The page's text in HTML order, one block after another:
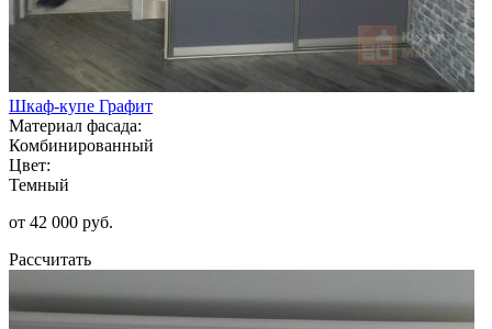
Шкаф-купе Графит
Материал фасада:
Комбинированный
Цвет:
Темный
от 42 000 руб.
Рассчитать